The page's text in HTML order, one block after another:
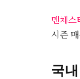
맨체스
시즌
국